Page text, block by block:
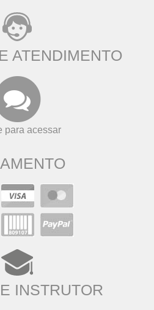
ATENDIMENTO
para acessar
INSTRUTOR